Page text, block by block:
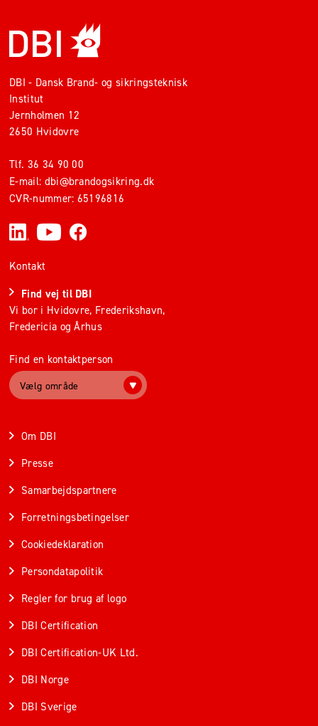
DBI - Dansk Brand- og sikringsteknisk
Institut
Jernholmen 12
2650 Hvidovre
Tlf. 36 34 90 00
E-mail: dbi@brandogsikring.dk
Kontakt
Find vej til DBI
Vi bor i Hvidovre, Frederikshavn,
Fredericia og Århus
Find en kontaktperson
Vælg område
Om DBI
Presse
Samarbejdspartnere
Forretningsbetingelser
Cookiedeklaration
Persondatapolitik
Regler for brug af logo
DBI Certification
DBI Certification-UK Ltd.
DBI Norge
DBI Sverige